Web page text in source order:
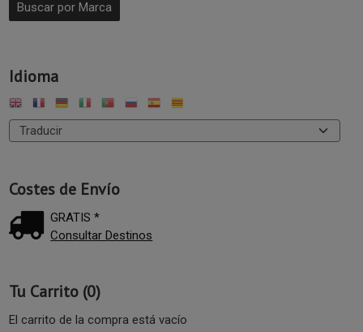
Idioma
Costes de Envío
GRATIS *
Consultar Destinos
Tu Carrito (0)
El carrito de la compra está vacío